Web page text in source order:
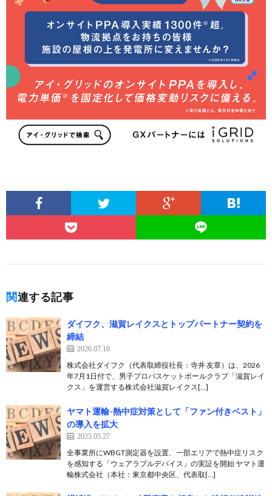
関連する記事
ダイフク、滋賀レイクスとトップパートナー契約を
締結
2026.07.10
株式会社ダイフク（代表取締役社長：寺井 友章）は、2026
年7月1日付で、男子プロバスケットボールクラブ「滋賀レイ
クス」を運営する株式会社滋賀レイクス[…]
ヤマト運輸-熱中症対策として「ファン付きベスト」
の導入を拡大
2025.05.27
全事業所にWBGT測定器を設置、一部エリアで熱中症リスク
を感知する「ウェアラブルデバイス」の実証を開始 ヤマト運
輸株式会社（本社：東京都中央区、代表取[…]